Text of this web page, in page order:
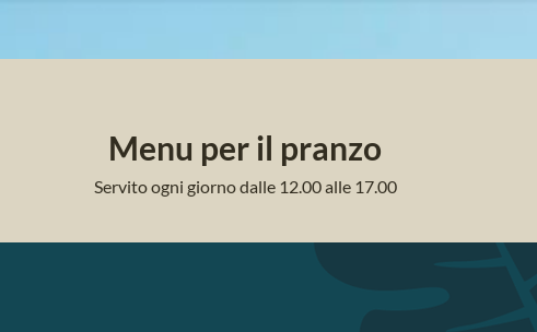
Menu per il pranzo
Servito ogni giorno dalle 12.00 alle 17.00